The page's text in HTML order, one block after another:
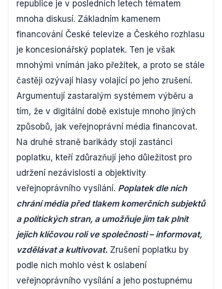
republice je v posledních letech tématem
mnoha diskusí. Základním kamenem
financování České televize a Českého rozhlasu
je koncesionářský poplatek. Ten je však
mnohými vnímán jako přežitek, a proto se stále
častěji ozývají hlasy volající po jeho zrušení.
Argumentují zastaralým systémem výběru a
tím, že v digitální době existuje mnoho jiných
způsobů, jak veřejnoprávní média financovat.
Na druhé straně barikády stojí zastánci
poplatku, kteří zdůrazňují jeho důležitost pro
udržení nezávislosti a objektivity
veřejnoprávního vysílání. Poplatek dle nich
chrání média před tlakem komerčních subjektů
a politických stran, a umožňuje jim tak plnit
jejich klíčovou roli ve společnosti – informovat,
vzdělávat a kultivovat. Zrušení poplatku by
podle nich mohlo vést k oslabení
veřejnoprávního vysílání a jeho postupnému